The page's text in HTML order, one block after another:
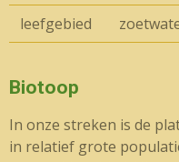
leefgebied
Biotoop
In onze streken is de
in relatief grote